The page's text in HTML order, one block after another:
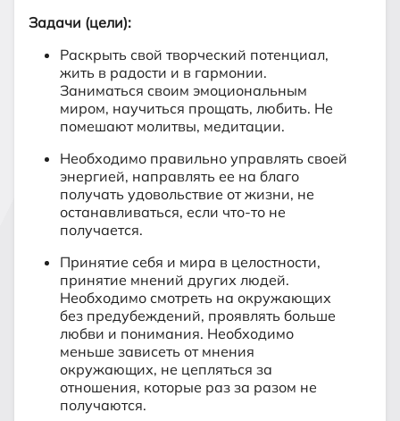
Задачи (цели):
Раскрыть свой творческий потенциал,
жить в радости и в гармонии.
Заниматься своим эмоциональным
миром, научиться прощать, любить. Не
помешают молитвы, медитации.
Необходимо правильно управлять своей
энергией, направлять ее на благо
получать удовольствие от жизни, не
останавливаться, если что-то не
получается.
Принятие себя и мира в целостности,
принятие мнений других людей.
Необходимо смотреть на окружающих
без предубеждений, проявлять больше
любви и понимания. Необходимо
меньше зависеть от мнения
окружающих, не цепляться за
отношения, которые раз за разом не
получаются.